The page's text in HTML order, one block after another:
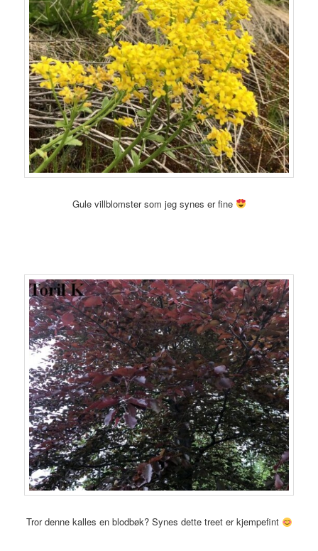
Gule villblomster som jeg synes er fine
Tror denne kalles en blodbøk? Synes dette treet er kjempefint